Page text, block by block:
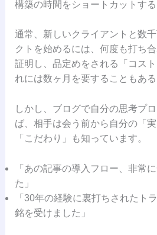
構築の時間をショートカットする
通常、新しいクライアントと数
クトを始めるには、何度も打ち
証明し、品定めをされる「コス
れには数ヶ月を要することもある
しかし、ブログで自分の思考プ
ば、相手は会う前から自分の「
「こだわり」も知っています。
「あの記事の導入フロー、非常
た」
「30年の経験に裏打ちされたト
銘を受けました」